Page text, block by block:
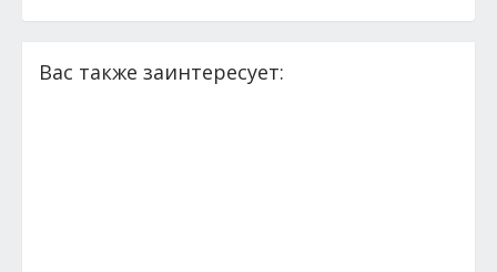
Вас также заинтересует: